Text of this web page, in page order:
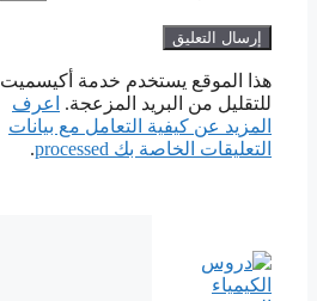
هذا الموقع يستخدم خدمة أكيسميت
للتقليل من البريد المزعجة.
اعرف
المزيد عن كيفية التعامل مع بيانات
التعليقات الخاصة بك processed
.